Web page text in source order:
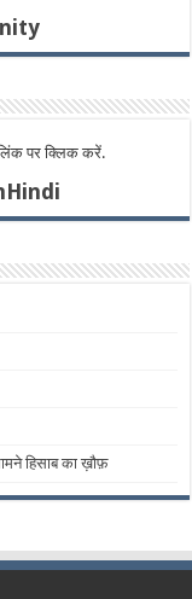
पर क्लिक करें.
हिसाब का ख़ौफ़